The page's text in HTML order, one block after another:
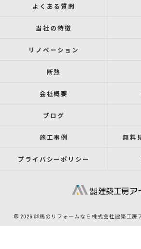
よくある質問
当社の特徴
リノベーション
断熱
会社概要
ブログ
施工事例 無料
プライバシーポリシー
© 2026 群馬のリフォームなら株式会社建築工房アイ